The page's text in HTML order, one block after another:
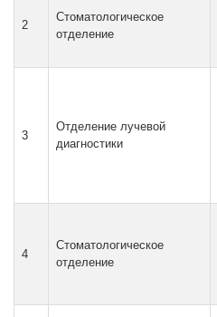
2
Стоматологическое
отделение
3
Отделение лучевой
диагностики
4
Стоматологическое
отделение